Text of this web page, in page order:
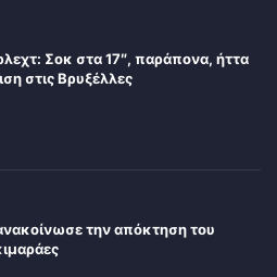
Σοκ στα 17″, παράπονα, ήττα
στις Βρυξέλλες
την απόκτηση του